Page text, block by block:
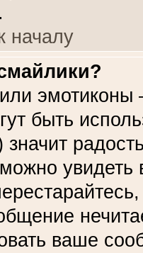
началу
эмотиконы
быть
ваше